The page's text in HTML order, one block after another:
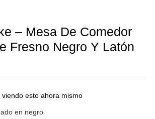
– Mesa De Comedor
Fresno Negro Y Latón
esto ahora mismo
en negro